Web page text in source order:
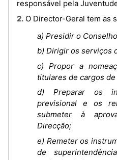
responsável pela
2. O Director-Geral tem
a) Presidir o
b) Dirigir os serviços
c) Propor a
titulares de cargos
d) Preparar os
previsional e os
submeter à
Direcção;
e) Remeter os
de